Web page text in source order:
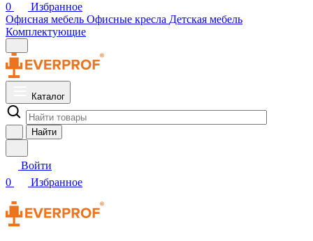
0
Избранное
Офисная мебель Офисные кресла Детская мебель
Комплектующие
Каталог
Найти
Войти
0
Избранное